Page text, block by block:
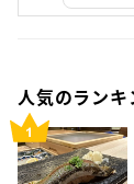
人気のランキ